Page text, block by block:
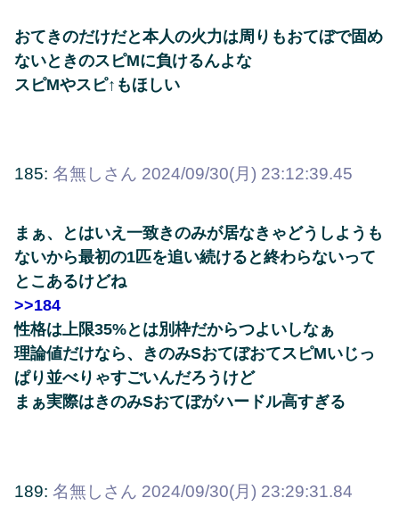
おてきのだけだと本人の火力は周りもおてぼで固め
ないときのスピMに負けるんよな
スピMやスピ↑もほしい
185: 名無しさん 2024/09/30(月) 23:12:39.45
まぁ、とはいえ一致きのみが居なきゃどうしようも
ないから最初の1匹を追い続けると終わらないって
とこあるけどね
>>184
性格は上限35%とは別枠だからつよいしなぁ
理論値だけなら、きのみSおてぼおてスピMいじっ
ぱり並べりゃすごいんだろうけど
まぁ実際はきのみSおてぼがハードル高すぎる
189: 名無しさん 2024/09/30(月) 23:29:31.84